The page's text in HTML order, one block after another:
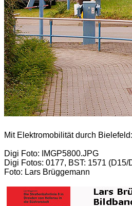
Mit Elektromobilität durch
Digi Foto: IMGP5800.JPG
Digi Fotos: 0177, BST: 1571 (D15/
Foto: Lars Brüggemann